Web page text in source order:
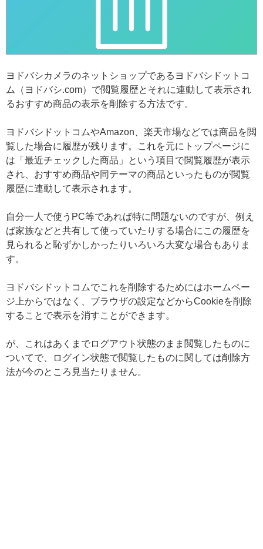
ヨドバシカメラのネットショップであるヨドバシドットコ
ム（ヨドバシ.com）で閲覧履歴とそれに連動して表示され
るおすすめ商品の表示を削除する方法です。
ヨドバシドットコムやAmazon、楽天市場などでは商品を閲
覧した場合に履歴が残ります。これを元にトップページに
は「最近チェックした商品」という項目で閲覧履歴が表示
され、おすすめ商品や同テーマの商品といったものが閲覧
履歴に連動して表示されます。
自分一人で使うPC等であれば特に問題ないのですが、例え
ば家族などと共有して使っていたりする場合にこの履歴を
見られると恥ずかしかったりいろいろ大変な場合もありま
す。
ヨドバシドットコムでこれを削除するためにはホームペー
ジ上からではなく、ブラウザの設定などからCookieを削除
することで表示を消すことができます。
が、これはあくまでログアウト状態のまま閲覧したものに
ついてで、ログイン状態で閲覧したものに関しては削除方
法が今のところ見当たりません。